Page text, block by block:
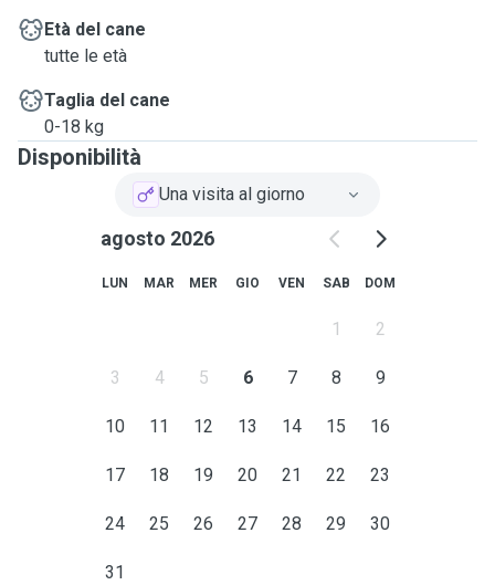
Età del cane
tutte le età
Taglia del cane
0-18 kg
Disponibilità
Una visita al giorno
agosto 2026
LUN MAR MER GIO VEN SAB DOM
1 2
3 4 5 6 7 8 9
10 11 12 13 14 15 16
17 18 19 20 21 22 23
24 25 26 27 28 29 30
31